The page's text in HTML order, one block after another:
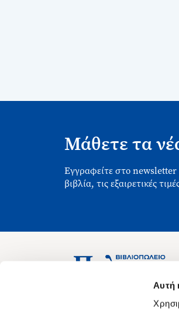
Αυτή
Μάθετε τα
Εγγραφείτε στο newsletter
βιβλία, τις εξαιρετικές
Ασκληπιού 1-3, Αθήνα 106 79